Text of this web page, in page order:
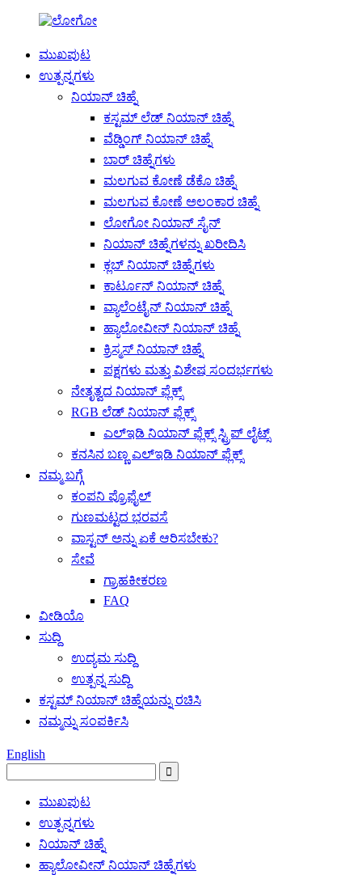
ಮುಖಪುಟ
ಉತ್ಪನ್ನಗಳು
ನಿಯಾನ್ ಚಿಹ್ನೆ
ಕಸ್ಟಮ್ ಲೆಡ್ ನಿಯಾನ್ ಚಿಹ್ನೆ
ವೆಡ್ಡಿಂಗ್ ನಿಯಾನ್ ಚಿಹ್ನೆ
ಬಾರ್ ಚಿಹ್ನೆಗಳು
ಮಲಗುವ ಕೋಣೆ ಡೆಕೊ ಚಿಹ್ನೆ
ಮಲಗುವ ಕೋಣೆ ಅಲಂಕಾರ ಚಿಹ್ನೆ
ಲೋಗೋ ನಿಯಾನ್ ಸೈನ್
ನಿಯಾನ್ ಚಿಹ್ನೆಗಳನ್ನು ಖರೀದಿಸಿ
ಕ್ಲಬ್ ನಿಯಾನ್ ಚಿಹ್ನೆಗಳು
ಕಾರ್ಟೂನ್ ನಿಯಾನ್ ಚಿಹ್ನೆ
ವ್ಯಾಲೆಂಟೈನ್ ನಿಯಾನ್ ಚಿಹ್ನೆ
ಹ್ಯಾಲೋವೀನ್ ನಿಯಾನ್ ಚಿಹ್ನೆ
ಕ್ರಿಸ್ಮಸ್ ನಿಯಾನ್ ಚಿಹ್ನೆ
ಪಕ್ಷಗಳು ಮತ್ತು ವಿಶೇಷ ಸಂದರ್ಭಗಳು
ನೇತೃತ್ವದ ನಿಯಾನ್ ಫ್ಲೆಕ್ಸ್
RGB ಲೆಡ್ ನಿಯಾನ್ ಫ್ಲೆಕ್ಸ್
ಎಲ್ಇಡಿ ನಿಯಾನ್ ಫ್ಲೆಕ್ಸ್ ಸ್ಟ್ರಿಪ್ ಲೈಟ್ಸ್
ಕನಸಿನ ಬಣ್ಣ ಎಲ್ಇಡಿ ನಿಯಾನ್ ಫ್ಲೆಕ್ಸ್
ನಮ್ಮ ಬಗ್ಗೆ
ಕಂಪನಿ ಪ್ರೊಫೈಲ್
ಗುಣಮಟ್ಟದ ಭರವಸೆ
ವಾಸ್ಟನ್ ಅನ್ನು ಏಕೆ ಆರಿಸಬೇಕು?
ಸೇವೆ
ಗ್ರಾಹಕೀಕರಣ
FAQ
ವೀಡಿಯೊ
ಸುದ್ದಿ
ಉದ್ಯಮ ಸುದ್ದಿ
ಉತ್ಪನ್ನ ಸುದ್ದಿ
ಕಸ್ಟಮ್ ನಿಯಾನ್ ಚಿಹ್ನೆಯನ್ನು ರಚಿಸಿ
ನಮ್ಮನ್ನು ಸಂಪರ್ಕಿಸಿ
English
ಮುಖಪುಟ
ಉತ್ಪನ್ನಗಳು
ನಿಯಾನ್ ಚಿಹ್ನೆ
ಹ್ಯಾಲೋವೀನ್ ನಿಯಾನ್ ಚಿಹ್ನೆಗಳು